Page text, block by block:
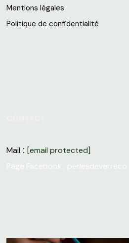
Mentions légales
Politique de confidentialité
Mail :[email protected]